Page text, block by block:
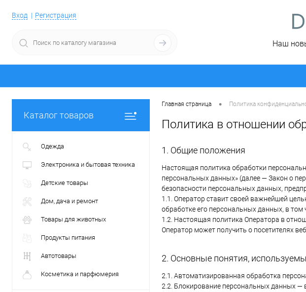
Вход Регистрация
Наш
Каталог товаров
Одежда
Электроника и бытовая техника
Детские товары
Дом, дача и ремонт
Товары для животных
Продукты питания
Автотовары
Косметика и парфюмерия
Главная страница • Политика
Политика в отношении
1. Общие положения
Настоящая политика обработки
персональных данных» (далее — Закон о
безопасности персональных данных,
1.1. Оператор ставит своей важнейшей
обработке его персональных данных, в
1.2. Настоящая политика Оператора в
Оператор может получить о посетителях
2. Основные понятия,
2.1. Автоматизированная обработка
2.2. Блокирование персональных данных —